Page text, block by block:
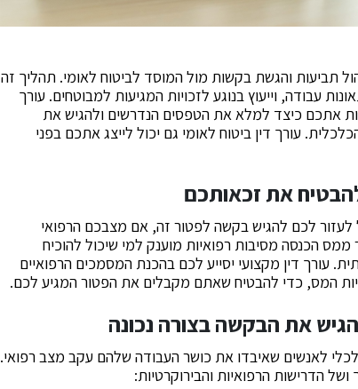
תביעות והגשת בקשות מול המוסד לביטוח לאומי. תהליך זה
עבודה, וייעוץ בנוגע לזכויות המגיעות למבוטחים. עורך
אתכם כיצד למלא את הטפסים הנדרשים ולהגיש את
עורך דין ביטוח לאומי גם יכול לייצג אתכם בפני
את זכאותכם
לעזור לכם להגיש בקשה לפטור זה, אם מצבכם הרפואי
הכנסה מסיבות רפואיות מוענק למי שיכול להוכיח
עורך דין מקצועי יסייע לכם בהכנת המסמכים הרפואיים
המס, כדי להבטיח שאתם מקבלים את הפטור המגיע לכם.
את הבקשה בצורה נכונה
לאנשים שאיבדו את כושר העבודה שלהם עקב מצב רפואי.
הדרישות הרפואיות והבירוקרטיות: